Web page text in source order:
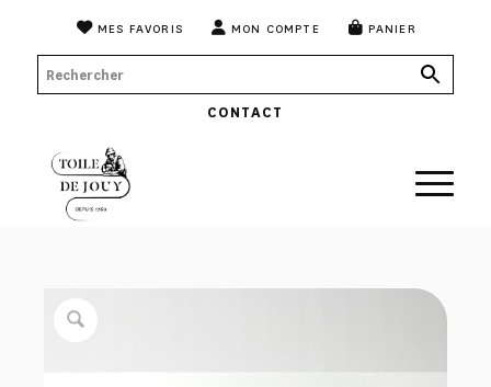
MES FAVORIS MON COMPTE PANIER
CONTACT